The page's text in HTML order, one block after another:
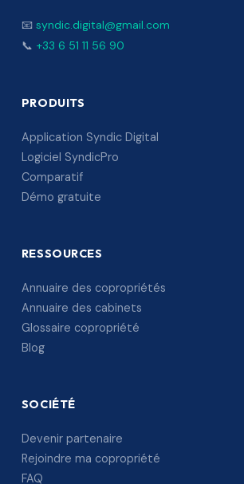
📧 syndic.digital@gmail.com
📞 +33 6 51 11 56 90
PRODUITS
Application Syndic Digital
Logiciel SyndicPro
Comparatif
Démo gratuite
RESSOURCES
Annuaire des copropriétés
Annuaire des cabinets
Glossaire copropriété
Blog
SOCIÉTÉ
Devenir partenaire
Rejoindre ma copropriété
FAQ